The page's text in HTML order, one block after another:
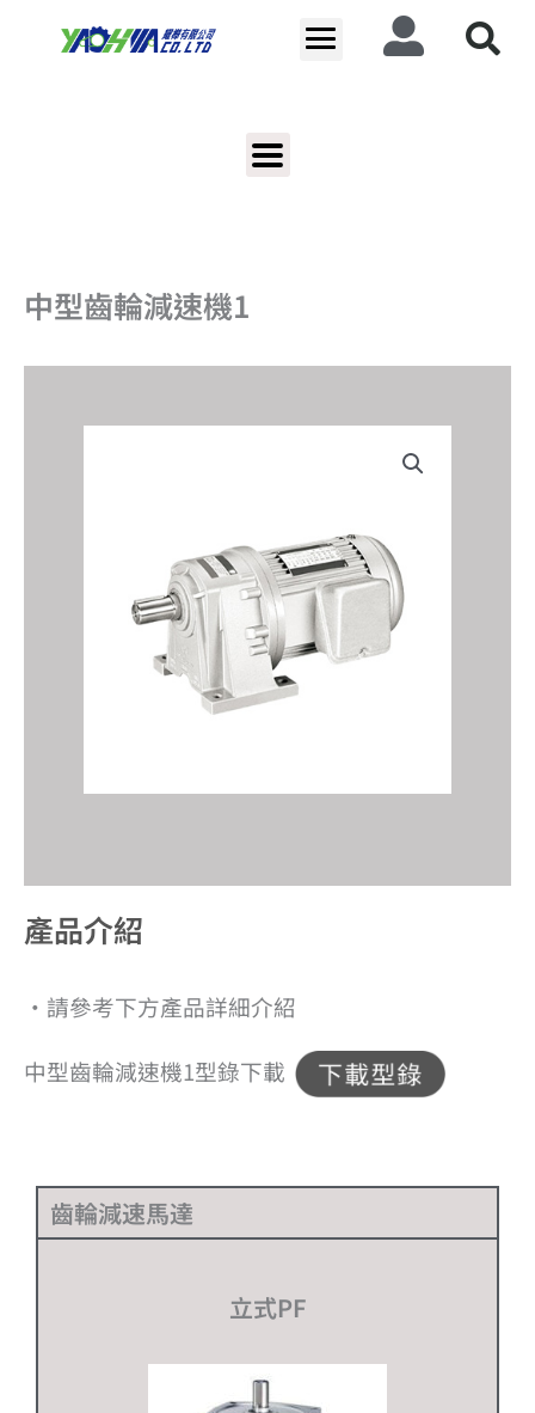
中型齒輪減速機1
產品介紹​
‧請參考下方產品詳細介紹
中型齒輪減速機1型錄下載
齒輪減速馬達
立式PF